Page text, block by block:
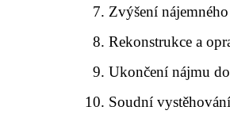
Zvýšení nájemného
Rekonstrukce a
Ukončení nájmu
Soudní